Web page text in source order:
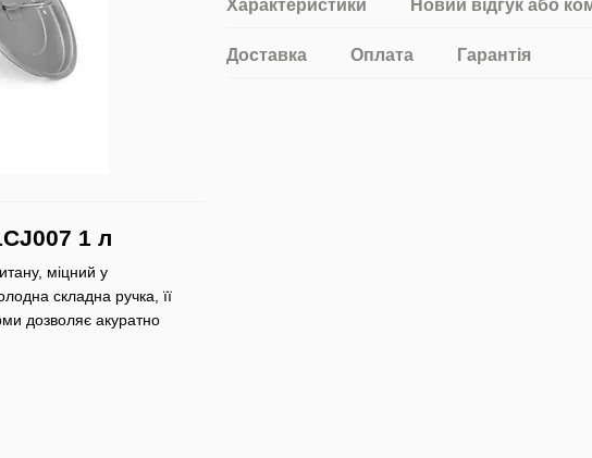
1 л
міцний у
складна ручка, її
дозволяє акуратно
Характеристики Новий відгук або
Доставка Оплата Гарантія